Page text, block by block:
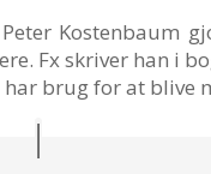
Kostenbaum
Fx skriver han i
har brug for at blive